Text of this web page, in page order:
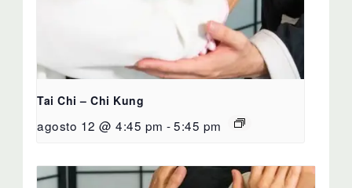
Tai Chi – Chi Kung
agosto 12 @ 4:45 pm -5:45 pm